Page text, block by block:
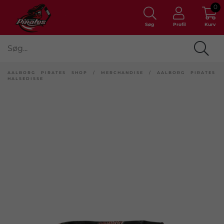
Søg Profil Kurv
0
AALBORG PIRATES SHOP / MERCHANDISE / AALBORG PIRATES
HALSEDISSE